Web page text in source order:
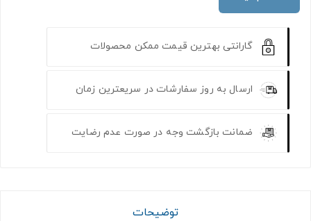
گارانتی بهترین قیمت ممکن محصولات
ارسال به روز سفارشات در سریعترین زمان
ضمانت بازگشت وجه در صورت عدم رضایت
توضیحات